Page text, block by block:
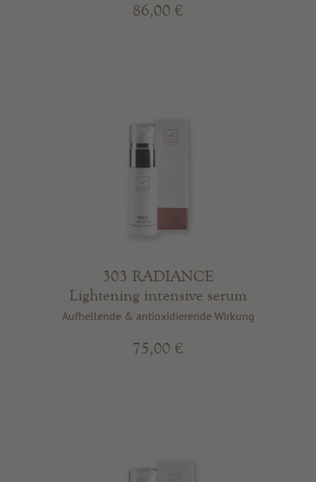
86,00 €
303 RADIANCE
Lightening intensive serum
Aufhellende & antioxidierende Wirkung
75,00 €